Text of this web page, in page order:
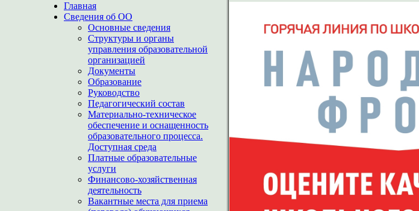
Главная
Сведения об ОО
Основные сведения
Структуры и органы
управления образовательной
организацией
Документы
Образование
Руководство
Педагогический состав
Материально-техническое
обеспечение и оснащенность
образовательного процесса.
Доступная среда
Платные образовательные
услуги
Финансово-хозяйственная
деятельность
Вакантные места для приема